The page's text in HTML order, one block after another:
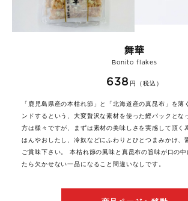
舞華
Bonito flakes
638 円（税込）
「鹿児島県産の本枯れ節」と「北海道産の真昆布」を薄
ンドするという、大変贅沢な素材を使った鰹パックとな
方は様々ですが、まずは素材の美味しさを実感して頂く
はんやおしたし、冷奴などにふわりとひとつまみかけ、
ご賞味下さい。 本枯れ節の風味と真昆布の旨味が口の
たら欠かせない一品になること間違いなしです。